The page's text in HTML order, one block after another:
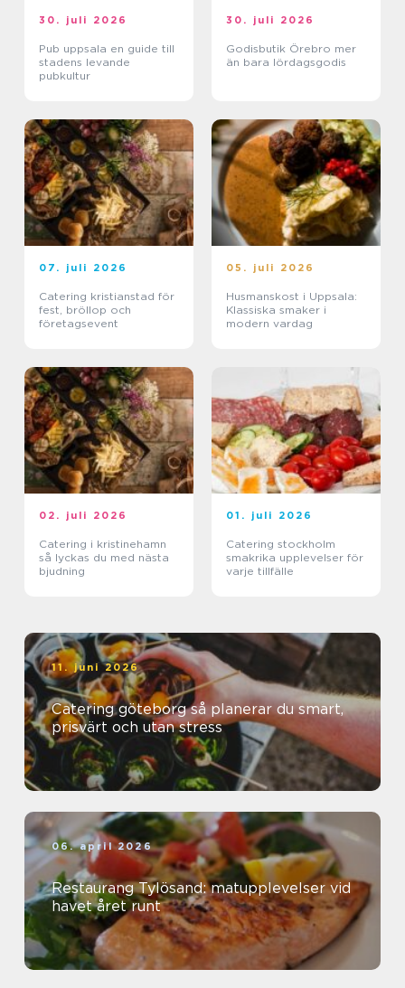
30. juli 2026
Pub uppsala en guide till
stadens levande
pubkultur
30. juli 2026
Godisbutik Örebro mer
än bara lördagsgodis
07. juli 2026
Catering kristianstad för
fest, bröllop och
företagsevent
05. juli 2026
Husmanskost i Uppsala:
Klassiska smaker i
modern vardag
02. juli 2026
Catering i kristinehamn
så lyckas du med nästa
bjudning
01. juli 2026
Catering stockholm
smakrika upplevelser för
varje tillfälle
11. juni 2026
Catering göteborg så planerar du smart,
prisvärt och utan stress
06. april 2026
Restaurang Tylösand: matupplevelser vid
havet året runt